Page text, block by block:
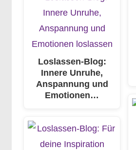
Loslassen-Blog:
Innere Unruhe,
Anspannung und
Emotionen…